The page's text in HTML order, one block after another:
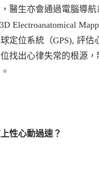
醫生亦會通過電腦導
Electroanatomical
定位系統（GPS), 評估
找出心律失常的根源，
性心動過速？